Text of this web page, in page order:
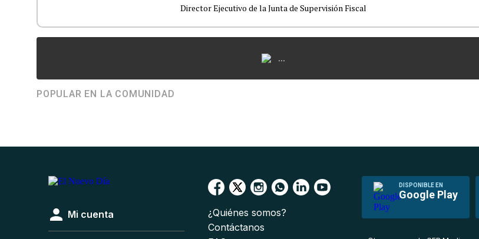
Director Ejecutivo de la Junta de Supervisión Fiscal
...
POPULAR EN LA COMUNIDAD
DISPONIBLE EN
Google Play
Mi cuenta
¿Quiénes somos?
Contáctanos